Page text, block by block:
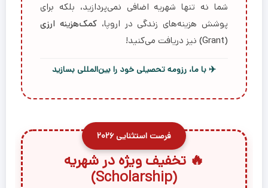
شما نه تنها شهریه اضافی نمی‌پردازید، بلکه برای
پوشش هزینه‌های زندگی در اروپا،کمک‌هزینه ارزی
(Grant)
نیز دریافت می‌کنید!
✈️ با ما، رزومه تحصیلی خود را بین‌المللی بسازید
فرصت استثنایی ۲۰۲۶
🔥 تخفیف ویژه در شهریه
(Scholarship)